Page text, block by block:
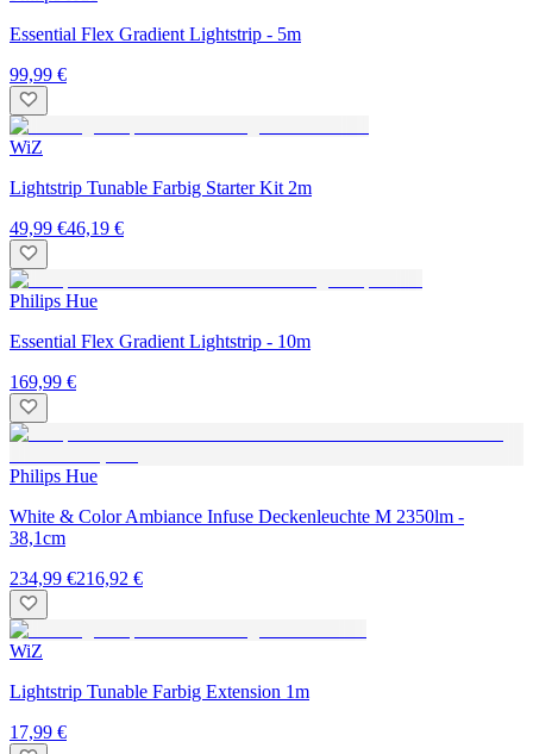
Essential Flex Gradient Lightstrip - 5m
99,99 €
WiZ
Lightstrip Tunable Farbig Starter Kit 2m
49,99 €46,19 €
Philips Hue
Essential Flex Gradient Lightstrip - 10m
169,99 €
Philips Hue
White & Color Ambiance Infuse Deckenleuchte M 2350lm -
38,1cm
234,99 €216,92 €
WiZ
Lightstrip Tunable Farbig Extension 1m
17,99 €